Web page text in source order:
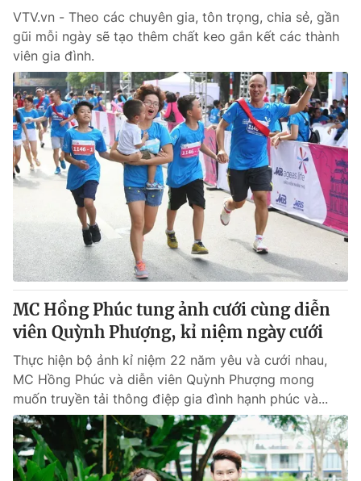
VTV.vn - Theo các chuyên gia, tôn trọng, chia sẻ, gần
gũi mỗi ngày sẽ tạo thêm chất keo gắn kết các thành
viên gia đình.
MC Hồng Phúc tung ảnh cưới cùng diễn
viên Quỳnh Phượng, kỉ niệm ngày cưới
Thực hiện bộ ảnh kỉ niệm 22 năm yêu và cưới nhau,
MC Hồng Phúc và diễn viên Quỳnh Phượng mong
muốn truyền tải thông điệp gia đình hạnh phúc và...